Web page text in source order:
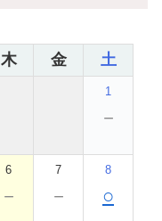
木 金 土
1
－
6
－
7
－
8
○